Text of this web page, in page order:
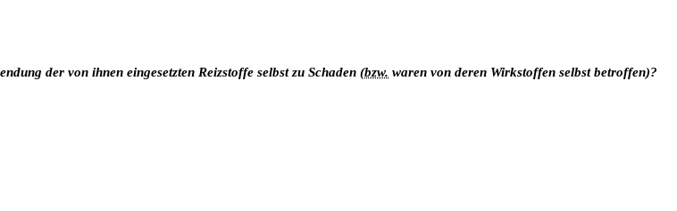
der von ihnen eingesetzten Reizstoffe selbst zu Schaden (bzw. waren von deren Wirkstoffen selbst betroffen)?